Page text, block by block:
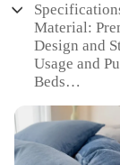
Material:
Design and
Usage and
Beds
Clean
Shape or
Parts and